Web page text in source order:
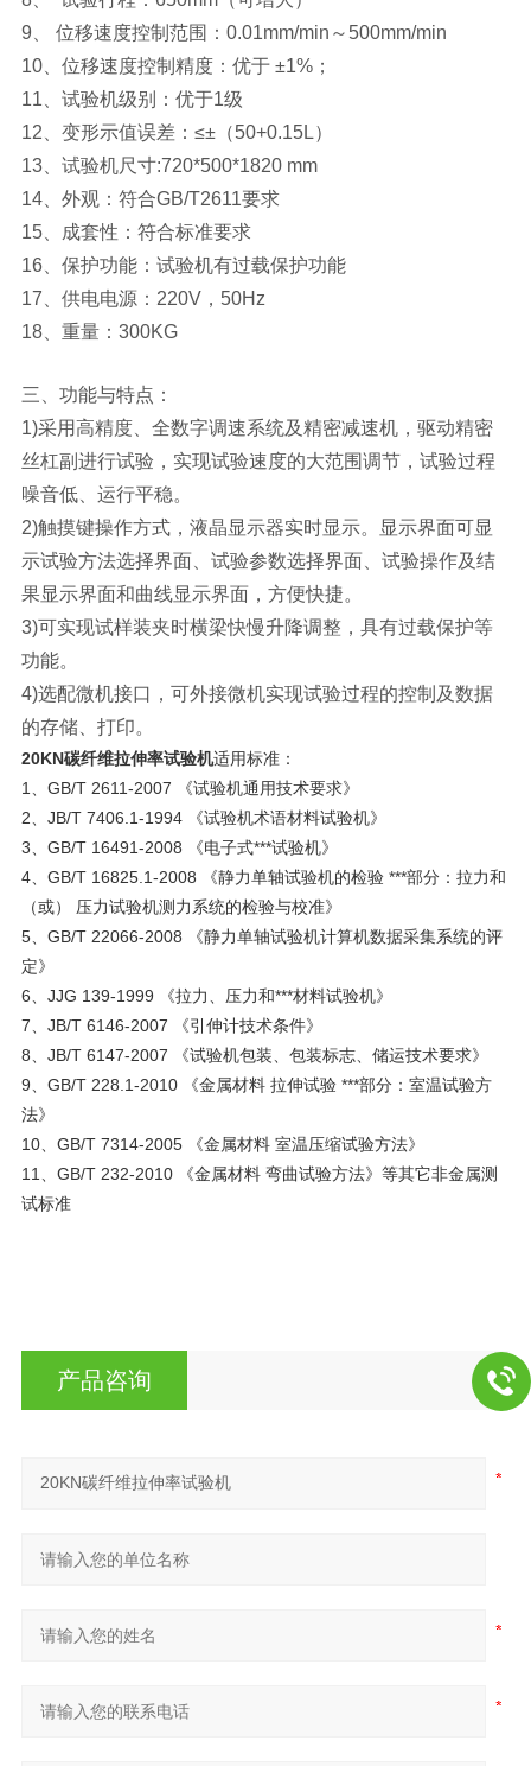
9、 位移速度控制范围：0.01mm/min～500mm/min
10、位移速度控制精度：优于 ±1%；
11、试验机级别：优于1级
12、变形示值误差：≤±（50+0.15L）
13、试验机尺寸:720*500*1820 mm
14、外观：符合GB/T2611要求
15、成套性：符合标准要求
16、保护功能：试验机有过载保护功能
17、供电电源：220V，50Hz
18、重量：300KG
三、功能与特点：
1)采用高精度、全数字调速系统及精密减速机，驱动精密
丝杠副进行试验，实现试验速度的大范围调节，试验过程
噪音低、运行平稳。
2)触摸键操作方式，液晶显示器实时显示。显示界面可显
示试验方法选择界面、试验参数选择界面、试验操作及结
果显示界面和曲线显示界面，方便快捷。
3)可实现试样装夹时横梁快慢升降调整，具有过载保护等
功能。
4)选配微机接口，可外接微机实现试验过程的控制及数据
的存储、打印。
20KN碳纤维拉伸率试验机适用标准：
1、GB/T 2611-2007 《试验机通用技术要求》
2、JB/T 7406.1-1994 《试验机术语材料试验机》
3、GB/T 16491-2008 《电子式***试验机》
4、GB/T 16825.1-2008 《静力单轴试验机的检验 ***部分：拉力和
（或） 压力试验机测力系统的检验与校准》
5、GB/T 22066-2008 《静力单轴试验机计算机数据采集系统的评
定》
6、JJG 139-1999 《拉力、压力和***材料试验机》
7、JB/T 6146-2007 《引伸计技术条件》
8、JB/T 6147-2007 《试验机包装、包装标志、储运技术要求》
9、GB/T 228.1-2010 《金属材料 拉伸试验 ***部分：室温试验方
法》
10、GB/T 7314-2005 《金属材料 室温压缩试验方法》
11、GB/T 232-2010 《金属材料 弯曲试验方法》等其它非金属测
试标准
产品咨询